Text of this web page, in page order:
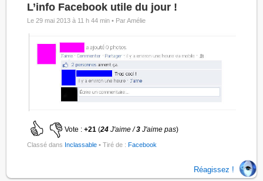
L’info Facebook utile du jour !
Le 29 mai 2013 à 11 h 44 min • Par Amélie
Vote :+21 (24J'aime /3 J'aime pas)
Classé dans Inclassable • Tiré de : Facebook
Réagissez !